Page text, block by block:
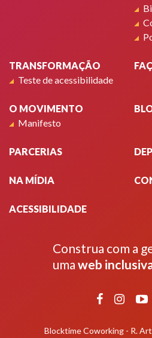
TRANSFORMAÇÃO
Teste de acessibilidade
O MOVIMENTO
Manifesto
PARCERIAS
NA MÍDIA
ACESSIBILIDADE
Construa com a
uma web
Facebook
Blocktime Coworking - R.